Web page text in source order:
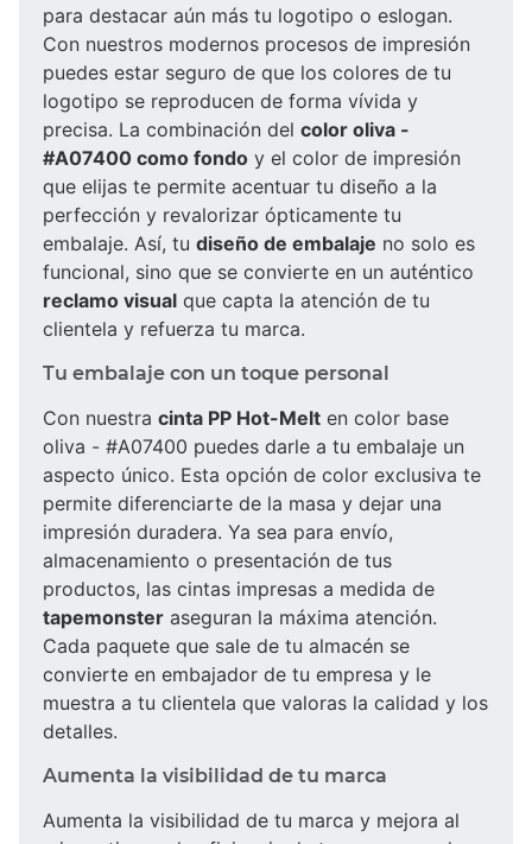
para destacar aún más tu logotipo o eslogan.
Con nuestros modernos procesos de impresión
puedes estar seguro de que los colores de tu
logotipo se reproducen de forma vívida y
precisa. La combinación del color oliva -
#A07400 como fondo y el color de impresión
que elijas te permite acentuar tu diseño a la
perfección y revalorizar ópticamente tu
embalaje. Así, tu diseño de embalaje no solo es
funcional, sino que se convierte en un auténtico
reclamo visual que capta la atención de tu
clientela y refuerza tu marca.
Tu embalaje con un toque personal
Con nuestra cinta PP Hot-Melt en color base
oliva - #A07400 puedes darle a tu embalaje un
aspecto único. Esta opción de color exclusiva te
permite diferenciarte de la masa y dejar una
impresión duradera. Ya sea para envío,
almacenamiento o presentación de tus
productos, las cintas impresas a medida de
tapemonster aseguran la máxima atención.
Cada paquete que sale de tu almacén se
convierte en embajador de tu empresa y le
muestra a tu clientela que valoras la calidad y los
detalles.
Aumenta la visibilidad de tu marca
Aumenta la visibilidad de tu marca y mejora al